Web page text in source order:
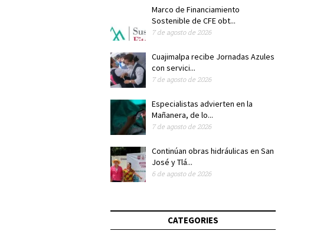
Marco de Financiamiento
Sostenible de CFE obt...
7 de agosto de 2026
Cuajimalpa recibe Jornadas Azules
con servici...
7 de agosto de 2026
Especialistas advierten en la
Mañanera, de lo...
7 de agosto de 2026
Continúan obras hidráulicas en San
José y Tlá...
6 de agosto de 2026
CATEGORIES